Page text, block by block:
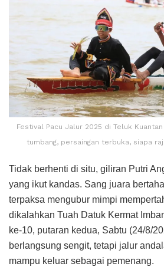
Festival Pacu Jalur 2025 di Teluk
tumbang, persaingan terbuka, siapa
Tidak berhenti di situ, giliran Putri
yang ikut kandas. Sang juara
terpaksa mengubur mimpi
dikalahkan Tuah Datuk Kermat
ke-10, putaran kedua, Sabtu (24/8/
berlangsung sengit, tetapi jalur
mampu keluar sebagai pemenang.